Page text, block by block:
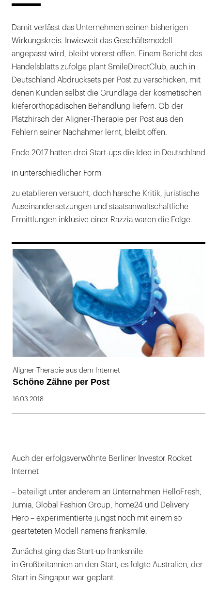
Damit verlässt das Unternehmen seinen bisherigen
Wirkungskreis. Inwieweit das Geschäftsmodell
angepasst wird, bleibt vorerst offen. Einem Bericht des
Handelsblatts zufolge plant SmileDirectClub, auch in
Deutschland Abdrucksets per Post zu verschicken, mit
denen Kunden selbst die Grundlage der kosmetischen
kieferorthopädischen Behandlung liefern. Ob der
Platzhirsch der Aligner-Therapie per Post aus den
Fehlern seiner Nachahmer lernt, bleibt offen.
Ende 2017 hatten drei Start-ups die Idee in Deutschland
in unterschiedlicher Form
zu etablieren versucht, doch harsche Kritik, juristische
Auseinandersetzungen und staatsanwaltschaftliche
Ermittlungen inklusive einer Razzia waren die Folge.
169
Aligner-Therapie aus dem Internet
Schöne Zähne per Post
16.03.2018
Auch der erfolgsverwöhnte Berliner Investor Rocket
Internet
– beteiligt unter anderem an Unternehmen HelloFresh,
Jumia, Global Fashion Group, home24 und Delivery
Hero – experimentierte jüngst noch mit einem so
gearteteten Modell namens franksmile.
Zunächst ging das Start-up franksmile
in Großbritannien an den Start, es folgte Australien, der
Start in Singapur war geplant.